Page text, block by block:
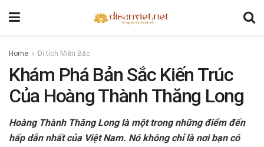
Home Di tích Miền Bắc
Khám Phá Bản Sắc Kiến Trúc
Của Hoàng Thành Thăng Long
Hoàng Thành Thăng Long là một trong những điểm đến
hấp dẫn nhất của Việt Nam. Nó không chỉ là nơi bạn có